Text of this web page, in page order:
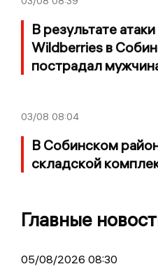
В результате
Wildberries в
пострадал
03/08 08:04
В Собинском
складской
Главные
05/08/2026 08:30